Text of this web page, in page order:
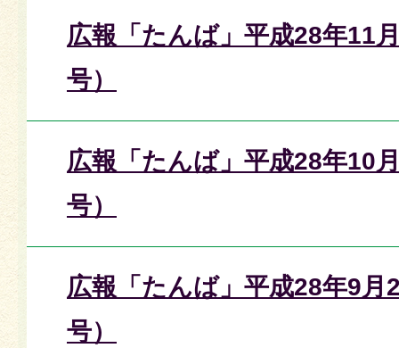
広報「たんば」平成28年11
号）
広報「たんば」平成28年10
号）
広報「たんば」平成28年9月
号）